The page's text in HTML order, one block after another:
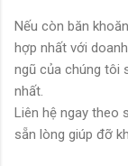
Nếu còn băn
hợp nhất với
ngũ của chúng tôi
nhất.
Liên hệ ngay theo
sẵn lòng giúp đỡ